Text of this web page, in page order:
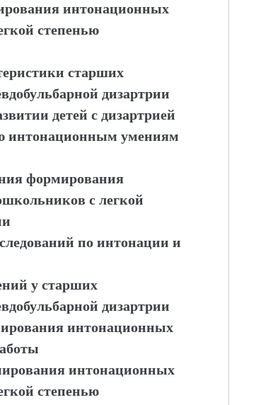
интонационных
степенью
старших
дизартрии
детей с дизартрией
интонационным умениям
формирования
с легкой
по интонации и
у старших
дизартрии
интонационных
интонационных
степенью